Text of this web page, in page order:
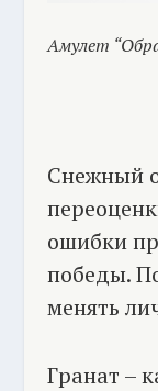
Амулет
Снежный
ошибки
победы.
менять
Гранат –